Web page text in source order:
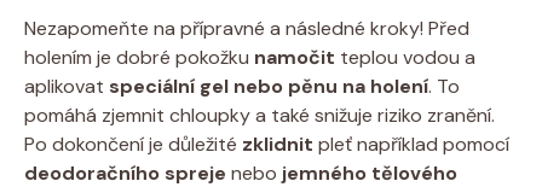
Nezapomeňte na přípravné a následné kroky! Před
holením je dobré pokožku namočit teplou vodou a
aplikovat speciální gel nebo pěnu na holení. To
pomáhá zjemnit chloupky a také snižuje riziko zranění.
Po dokončení je důležité zklidnit pleť například pomocí
deodoračního spreje nebo jemného tělového